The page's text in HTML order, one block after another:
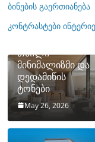
ბ
ი
ბინების გაერთიანება
კონტრასტები
თბილი
მინიმალიზმი და
დედამიწის
ტონები
May 26, 2026